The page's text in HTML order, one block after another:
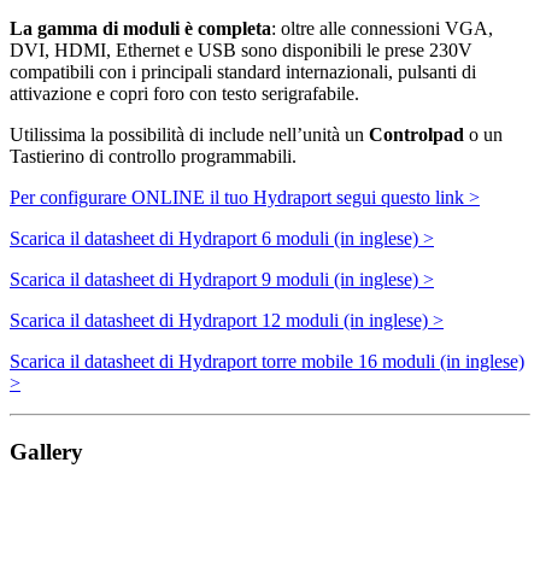
La gamma di moduli è completa: oltre alle connessioni VGA,
DVI, HDMI, Ethernet e USB sono disponibili le prese 230V
compatibili con i principali standard internazionali, pulsanti di
attivazione e copri foro con testo serigrafabile.
Utilissima la possibilità di include nell’unità un Controlpad o un
Tastierino di controllo programmabili.
Per configurare ONLINE il tuo Hydraport segui questo link >
Scarica il datasheet di Hydraport 6 moduli (in inglese) >
Scarica il datasheet di Hydraport 9 moduli (in inglese) >
Scarica il datasheet di Hydraport 12 moduli (in inglese) >
Scarica il datasheet di Hydraport torre mobile 16 moduli (in inglese)
>
Gallery